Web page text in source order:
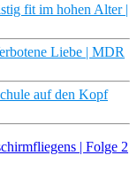
fit im hohen Alter |
Liebe | MDR
auf den Kopf
| Folge 2